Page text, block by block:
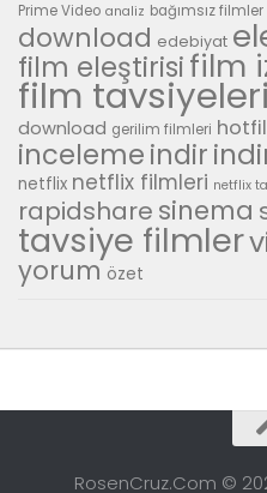
Prime Video analiz bağımsız filmler
download edebiyat
film eleştirisifilm
film tavsiyeleri
download gerilim filmleri
incelemeindir
netflix netflix filmleri netflix
rapidshare sinema
tavsiye filmler
yorum özet
RosenCruz.Com ©